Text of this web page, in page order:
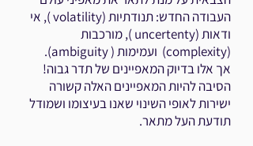
העבודה החדש: תנודתיות (volatility ), אי
ודאות (uncertenty ), מורכבות
(complexity) ועמימות ( ambiguity).
אך אלו בדיוק המאפיינים של תדר גבוה!
הסיבה להיות המאפיינים האלה קשורה
ישירות לאופי השינוי שאנו בעיצומו ושמודל
תודעת העל מתאר.